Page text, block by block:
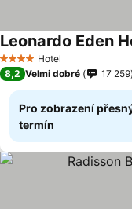
4 Počet hvězdiček
Hotel
Leonardo Eden
8,2 Velmi dobré 17 259
Pro zobrazení
termín